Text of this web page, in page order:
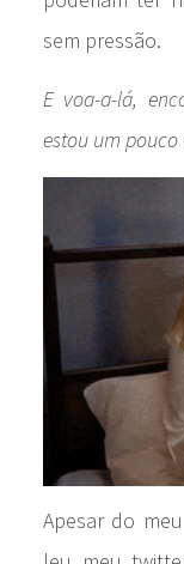
sem pressão.
E voa-a-lá,
estou um pouco
Apesar do